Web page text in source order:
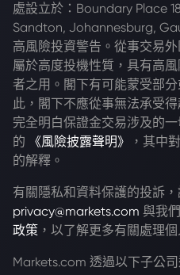
處設立於：Boundary Place
Sandton, Johannesburg,
高風險投資警告。從事交易
屬於高度投機性質，具有高
者之用。閣下有可能蒙受部
此，閣下不應從事無法承受
完全明白保證金交易涉及的
的
《風險披露聲明》
，其中
的解釋。
有關隱私和資料保護的投訴
privacy@markets.com 與我
政策 ，以了解更多有關處理
Markets.com 透過以下子公司